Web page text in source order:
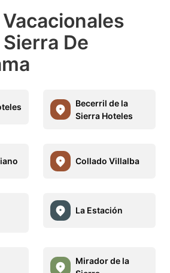
De
Becerril de la
Sierra Hoteles
Collado Villalba
La Estación
Mirador de la